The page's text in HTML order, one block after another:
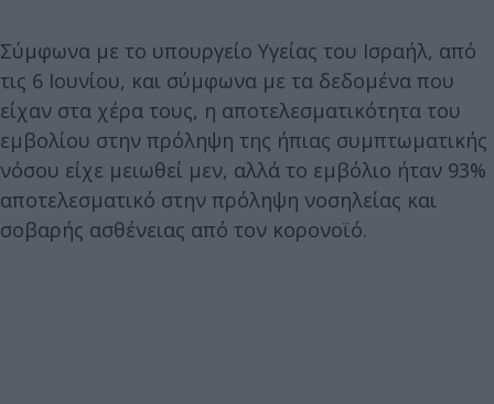
Σύμφωνα με το υπουργείο Υγείας του Ισραήλ, από
τις 6 Ιουνίου, και σύμφωνα με τα δεδομένα που
είχαν στα χέρα τους, η αποτελεσματικότητα του
εμβολίου στην πρόληψη της ήπιας συμπτωματικής
νόσου είχε μειωθεί μεν, αλλά το εμβόλιο ήταν 93%
αποτελεσματικό στην πρόληψη νοσηλείας και
σοβαρής ασθένειας από τον κορονοϊό.